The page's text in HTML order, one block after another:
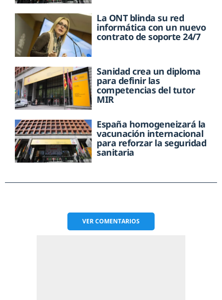
La ONT blinda su red
informática con un nuevo
contrato de soporte 24/7
Sanidad crea un diploma
para definir las
competencias del tutor
MIR
España homogeneizará la
vacunación internacional
para reforzar la seguridad
sanitaria
VERCOMENTARIOS